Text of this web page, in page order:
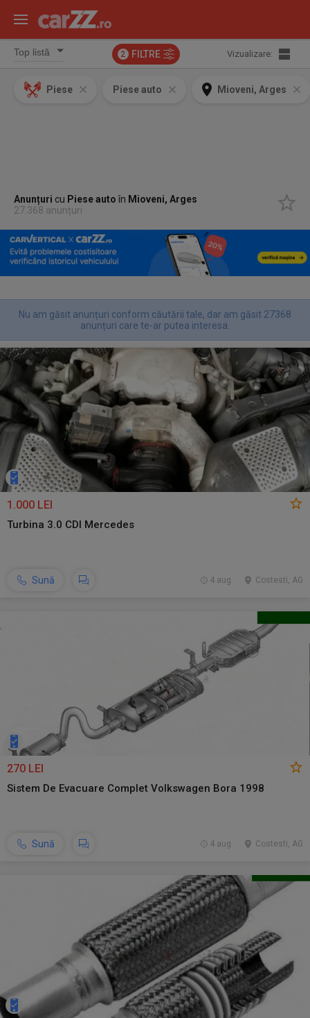
2 FILTRE Vizualizare:
Piese Piese auto Mioveni, Arges
Anunțuri cu Piese autoîn Mioveni, Arges
27.368 anunțuri
Nu am găsit anunțuri conform căutării tale, dar am găsit 27368
anunțuri care te-ar putea interesa.
1.000 LEI
Turbina 3.0 CDI Mercedes
Sună Costesti, AG
4 aug.
270 LEI
Sistem De Evacuare Complet Volkswagen Bora 1998
Sună Costesti, AG
4 aug.